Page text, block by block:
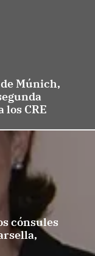
Múnich,
los CRE
cónsules